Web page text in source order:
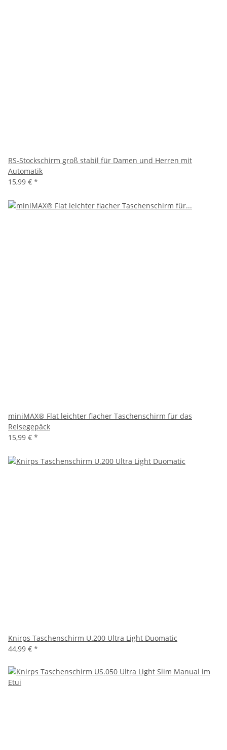
RS-Stockschirm groß stabil für Damen und Herren mit
Automatik
15,99 € *
miniMAX® Flat leichter flacher Taschenschirm für das
Reisegepäck
15,99 € *
Knirps Taschenschirm U.200 Ultra Light Duomatic
44,99 € *